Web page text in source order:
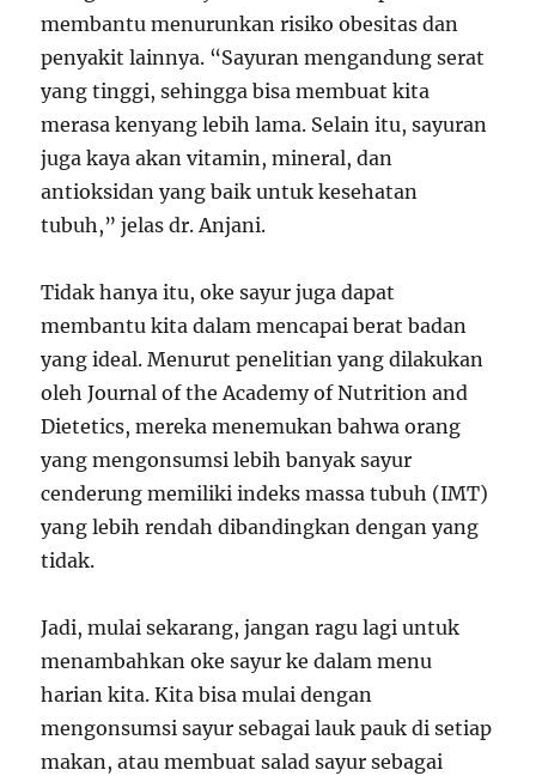
membantu menurunkan risiko obesitas dan
penyakit lainnya. “Sayuran mengandung serat
yang tinggi, sehingga bisa membuat kita
merasa kenyang lebih lama. Selain itu, sayuran
juga kaya akan vitamin, mineral, dan
antioksidan yang baik untuk kesehatan
tubuh,” jelas dr. Anjani.
Tidak hanya itu, oke sayur juga dapat
membantu kita dalam mencapai berat badan
yang ideal. Menurut penelitian yang dilakukan
oleh Journal of the Academy of Nutrition and
Dietetics, mereka menemukan bahwa orang
yang mengonsumsi lebih banyak sayur
cenderung memiliki indeks massa tubuh (IMT)
yang lebih rendah dibandingkan dengan yang
tidak.
Jadi, mulai sekarang, jangan ragu lagi untuk
menambahkan oke sayur ke dalam menu
harian kita. Kita bisa mulai dengan
mengonsumsi sayur sebagai lauk pauk di setiap
makan, atau membuat salad sayur sebagai